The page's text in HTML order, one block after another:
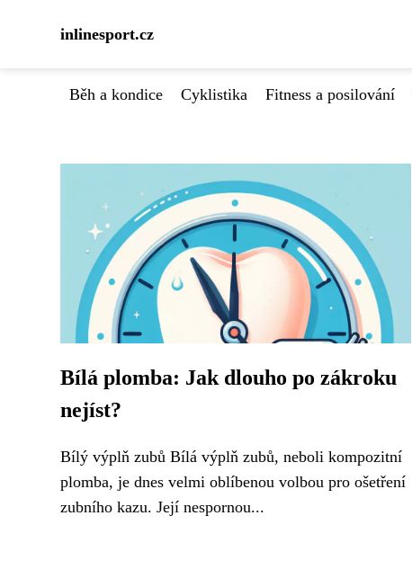
inlinesport.cz
Běh a kondice Cyklistika Fitness a posilování
Bílá plomba: Jak dlouho po zákroku
nejíst?
Bílý výplň zubů Bílá výplň zubů, neboli kompozitní
plomba, je dnes velmi oblíbenou volbou pro ošetření
zubního kazu. Její nespornou...